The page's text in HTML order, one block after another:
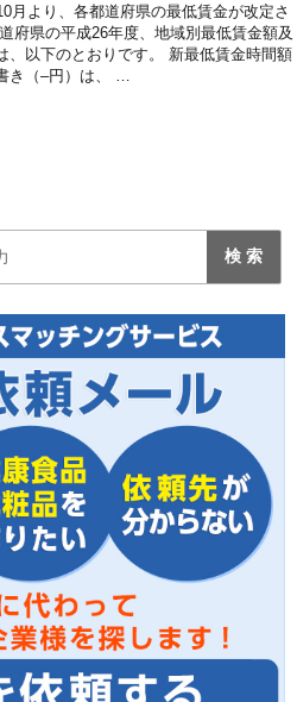
月より、各都道府県の最低賃金が改定さ
府県の平成26年度、地域別最低賃金額及
、以下のとおりです。 新最低賃金時間額
き（–円）は、 …